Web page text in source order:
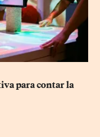
para contar la